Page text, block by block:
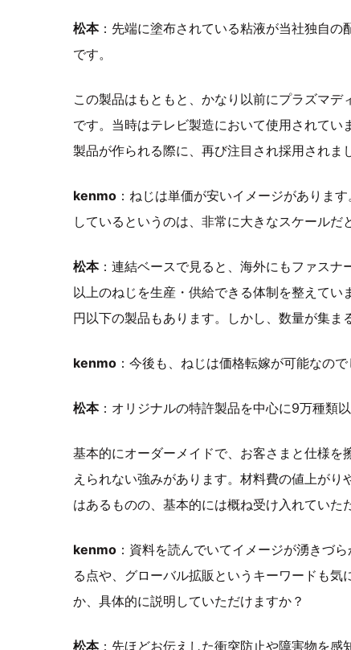
松本：先端に塗布されている粘液が当社独自の
です。
この製品はもともと、かなり以前にプラズマ
です。当時はテレビ製造において使用されて
製品が作られる際に、再び注目され採用されま
kenmo：ねじは単価が安いイメージがありま
しているというのは、非常に大きなスケールだ
松本：連結ベースで見ると、海外にもファス
以上のねじを生産・供給できる体制を整えてい
円以下の製品もあります。しかし、数量が集ま
kenmo：今後も、ねじは価格転嫁が可能なの
松本：オリジナルの特許製品を中心に9万種類
基本的にオーダーメイドで、お客さまと仕様
えられない強みがあります。材料費の値上が
はあるものの、基本的には概ね受け入れていた
kenmo：資料を読んでいてイメージが湧きづ
る点や、グローバル拡販というキーワードも
か、具体的に説明していただけますか？
松本：先ほどお伝えした衝突防止や障害物を感